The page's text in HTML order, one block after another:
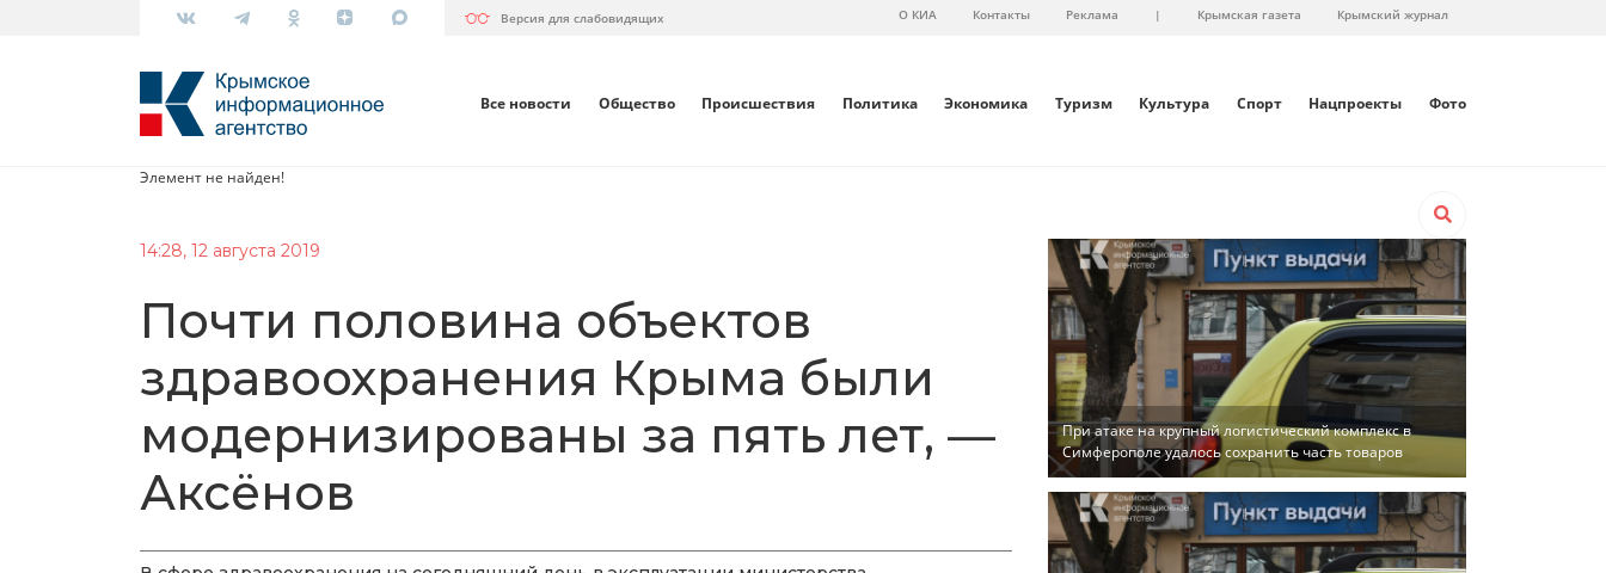
Версия для слабовидящих О КИА Контакты Реклама | Крымская газета Крымский журнал
Все новости Общество Происшествия Политика Экономика Туризм Культура Спорт Нацпроекты Фото
Элемент не найден!
14:28, 12 августа 2019
Почти половина объектов
здравоохранения Крыма были
модернизированы за пять лет, —
Аксёнов
При атаке на крупный логистический комплекс в
Симферополе удалось сохранить часть товаров